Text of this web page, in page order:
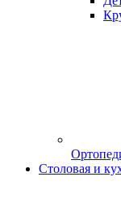
Столовая и